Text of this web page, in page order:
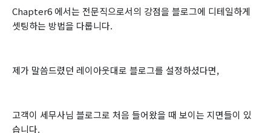
Chapter6 에서는 전문직으로서의 강점을 블로그에 디테일하게
셋팅하는 방법을 다룹니다.
제가 말씀드렸던 레이아웃대로 블로그를 설정하셨다면,
고객이 세무사님 블로그로 처음 들어왔을 때 보이는 지면들이 있
습니다.